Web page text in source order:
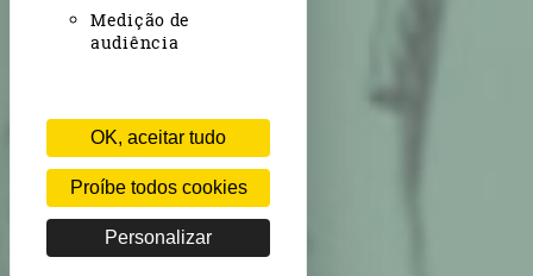
Medição de
audiência
OK, aceitar tudo
Proíbe todos cookies
Personalizar